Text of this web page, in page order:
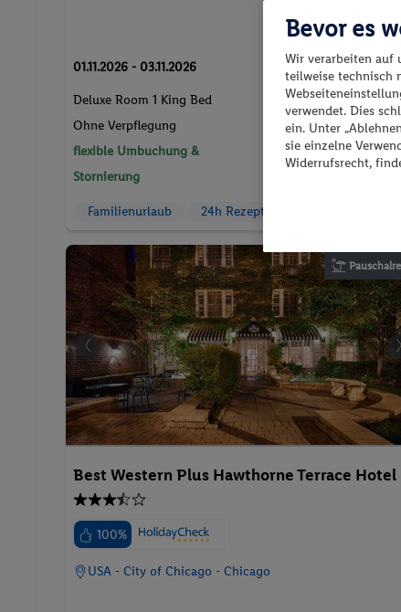
01.11.2026 - 03.11.2026
Deluxe Room 1 King Bed
Ohne Verpflegung
flexible Umbuchung &
Stornierung
p.P. ab
174.-
2 Pers. / 2 Nächte
/ 349 € Gesamt
Familienurlaub 24h Rezeption
Best Western Plus Hawthorne Terrace Hotel
100%
USA - City of Chicago - Chicago
Bevor es
Wir verarbeiten auf
teilweise technisch
verwendet. Dies
ein. Unter
sie einzelne
Widerrufsrecht,